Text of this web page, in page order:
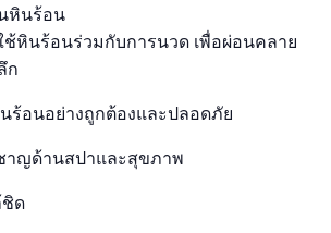
หินร้อน
ช้หินร้อนร่วมกับการนวด เพื่อผ่อนคลาย
ก
ร้อนอย่างถูกต้องและปลอดภัย
าญด้านสปาและสุขภาพ
ด